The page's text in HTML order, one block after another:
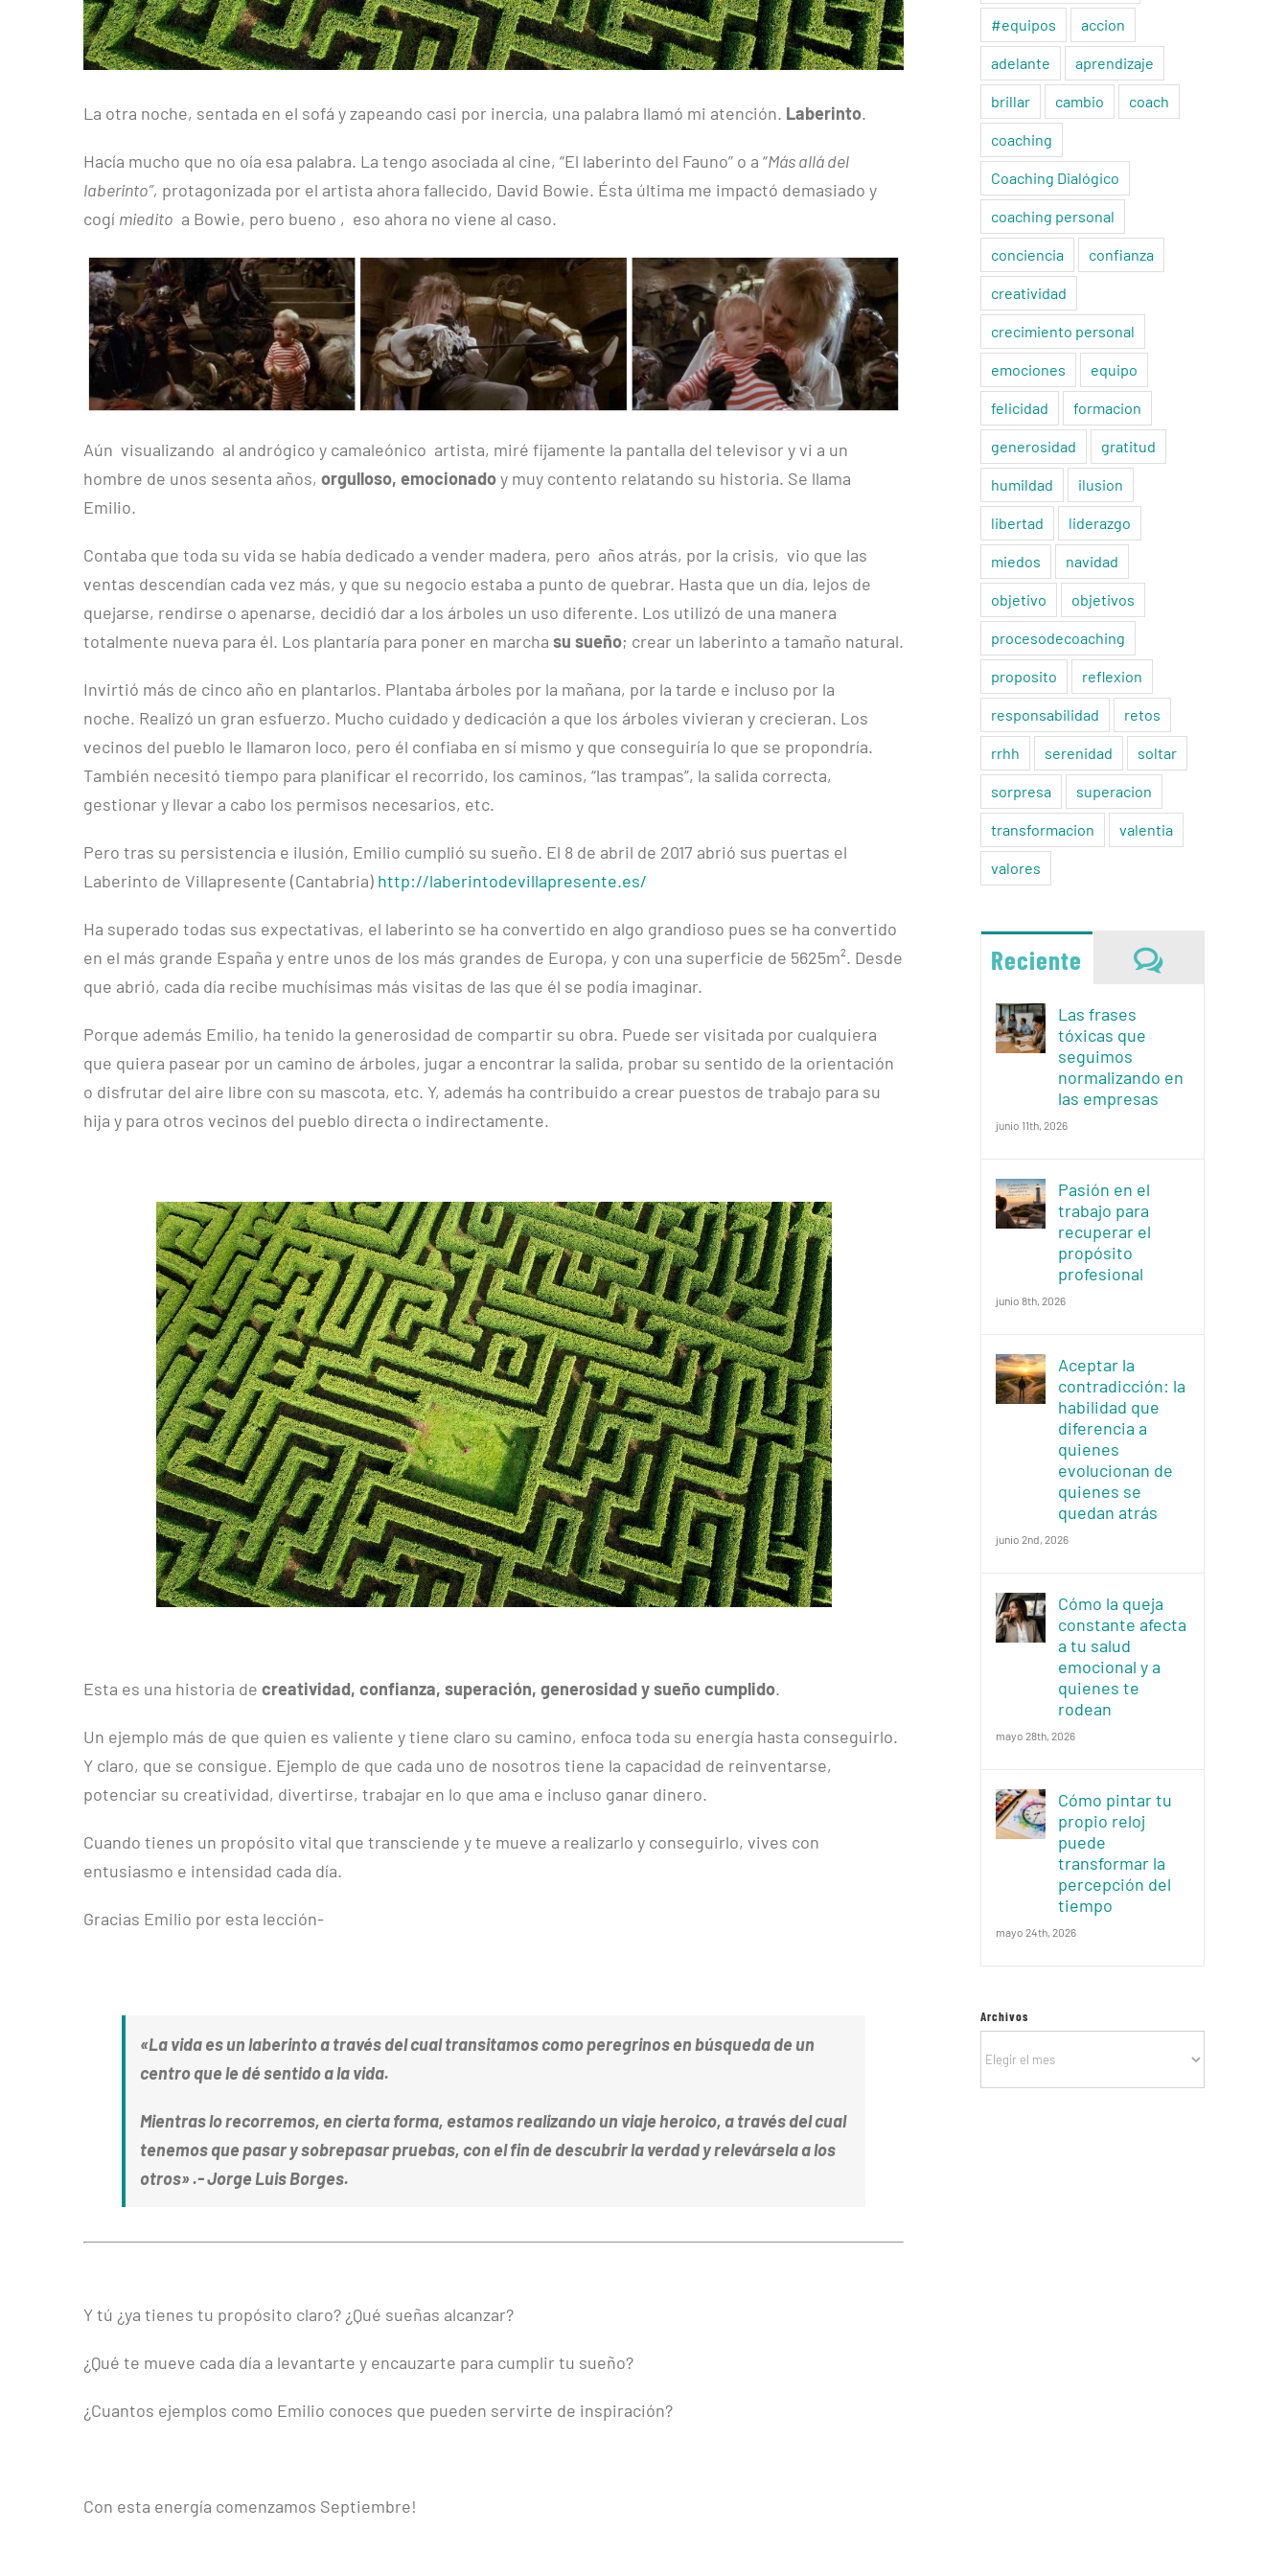
La otra noche, sentada en el sofá y zapeando casi por inercia, una palabra llamó mi atención. Laberinto.
Hacía mucho que no oía esa palabra. La tengo asociada al cine, “El laberinto del Fauno” o a “Más allá del
laberinto”, protagonizada por el artista ahora fallecido, David Bowie. Ésta última me impactó demasiado y
cogí miedito a Bowie, pero bueno , eso ahora no viene al caso.
Aún visualizando al andrógico y camaleónico artista, miré fijamente la pantalla del televisor y vi a un
hombre de unos sesenta años, orgulloso, emocionadoy muy contento relatando su historia. Se llama
Emilio.
Contaba que toda su vida se había dedicado a vender madera, pero años atrás, por la crisis, vio que las
ventas descendían cada vez más, y que su negocio estaba a punto de quebrar. Hasta que un día, lejos de
quejarse, rendirse o apenarse, decidió dar a los árboles un uso diferente. Los utilizó de una manera
totalmente nueva para él. Los plantaría para poner en marcha su sueño; crear un laberinto a tamaño natural.
Invirtió más de cinco año en plantarlos. Plantaba árboles por la mañana, por la tarde e incluso por la
noche. Realizó un gran esfuerzo. Mucho cuidado y dedicación a que los árboles vivieran y crecieran. Los
vecinos del pueblo le llamaron loco, pero él confiaba en sí mismo y que conseguiría lo que se propondría.
También necesitó tiempo para planificar el recorrido, los caminos, “las trampas”, la salida correcta,
gestionar y llevar a cabo los permisos necesarios, etc.
Pero tras su persistencia e ilusión, Emilio cumplió su sueño. El 8 de abril de 2017 abrió sus puertas el
Laberinto de Villapresente (Cantabria) http://laberintodevillapresente.es/
Ha superado todas sus expectativas, el laberinto se ha convertido en algo grandioso pues se ha convertido
en el más grande España y entre unos de los más grandes de Europa, y con una superficie de 5625m². Desde
que abrió, cada día recibe muchísimas más visitas de las que él se podía imaginar.
Porque además Emilio, ha tenido la generosidad de compartir su obra. Puede ser visitada por cualquiera
que quiera pasear por un camino de árboles, jugar a encontrar la salida, probar su sentido de la orientación
o disfrutar del aire libre con su mascota, etc. Y, además ha contribuido a crear puestos de trabajo para su
hija y para otros vecinos del pueblo directa o indirectamente.
Esta es una historia de creatividad, confianza, superación, generosidad y sueño cumplido.
Un ejemplo más de que quien es valiente y tiene claro su camino, enfoca toda su energía hasta conseguirlo.
Y claro, que se consigue. Ejemplo de que cada uno de nosotros tiene la capacidad de reinventarse,
potenciar su creatividad, divertirse, trabajar en lo que ama e incluso ganar dinero.
Cuando tienes un propósito vital que transciende y te mueve a realizarlo y conseguirlo, vives con
entusiasmo e intensidad cada día.
Gracias Emilio por esta lección-
«La vida es un laberinto a través del cual transitamos como peregrinos en búsqueda de un
centro que le dé sentido a la vida.
Mientras lo recorremos, en cierta forma, estamos realizando un viaje heroico, a través del cual
tenemos que pasar y sobrepasar pruebas, con el fin de descubrir la verdad y relevársela a los
otros» .- Jorge Luis Borges.
Y tú ¿ya tienes tu propósito claro? ¿Qué sueñas alcanzar?
¿Qué te mueve cada día a levantarte y encauzarte para cumplir tu sueño?
¿Cuantos ejemplos como Emilio conoces que pueden servirte de inspiración?
Con esta energía comenzamos Septiembre!
#equipos accion
adelante aprendizaje
brillar cambio coach
coaching
Coaching Dialógico
coaching personal
conciencia confianza
creatividad
crecimiento personal
emociones equipo
felicidad formacion
generosidad gratitud
humildad ilusion
libertad liderazgo
miedos navidad
objetivo objetivos
procesodecoaching
proposito reflexion
responsabilidad retos
rrhh serenidad soltar
sorpresa superacion
transformacion valentia
valores
Reciente
Las frases
tóxicas que
seguimos
normalizando en
las empresas
junio 11th, 2026
Pasión en el
trabajo para
recuperar el
propósito
profesional
junio 8th, 2026
Aceptar la
contradicción: la
habilidad que
diferencia a
quienes
evolucionan de
quienes se
quedan atrás
junio 2nd, 2026
Cómo la queja
constante afecta
a tu salud
emocional y a
quienes te
rodean
mayo 28th, 2026
Cómo pintar tu
propio reloj
puede
transformar la
percepción del
tiempo
mayo 24th, 2026
Archivos